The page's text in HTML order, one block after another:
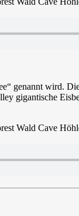
genannt wird.
gigantische